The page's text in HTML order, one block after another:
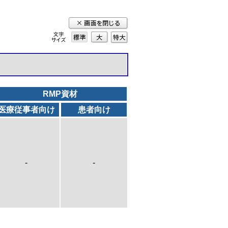
標準 大
特
大
RMP資材
療従事者向け
患者向け
- -